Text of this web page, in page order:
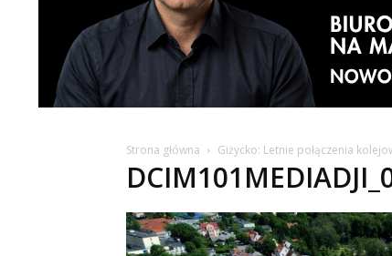
Strona główna Giżycko: Letnie połączenia